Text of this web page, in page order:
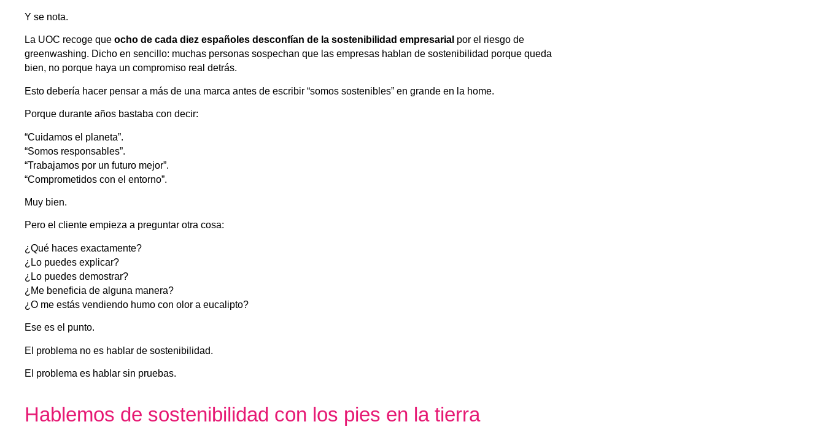
Y se nota.
La UOC recoge que ocho de cada diez españoles desconfían de la sostenibilidad empresarial por el riesgo de
greenwashing. Dicho en sencillo: muchas personas sospechan que las empresas hablan de sostenibilidad porque queda
bien, no porque haya un compromiso real detrás.
Esto debería hacer pensar a más de una marca antes de escribir “somos sostenibles” en grande en la home.
Porque durante años bastaba con decir:
“Cuidamos el planeta”.
“Somos responsables”.
“Trabajamos por un futuro mejor”.
“Comprometidos con el entorno”.
Muy bien.
Pero el cliente empieza a preguntar otra cosa:
¿Qué haces exactamente?
¿Lo puedes explicar?
¿Lo puedes demostrar?
¿Me beneficia de alguna manera?
¿O me estás vendiendo humo con olor a eucalipto?
Ese es el punto.
El problema no es hablar de sostenibilidad.
El problema es hablar sin pruebas.
Hablemos de sostenibilidad con los pies en la tierra